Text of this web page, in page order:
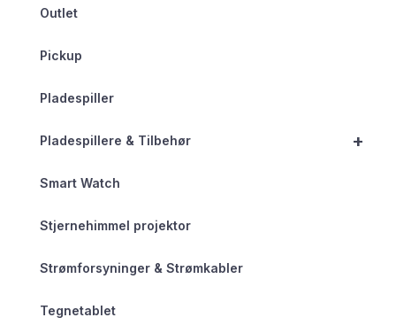
Outlet
Pickup
Pladespiller
+
Pladespillere & Tilbehør
Smart Watch
Stjernehimmel projektor
Strømforsyninger & Strømkabler
Tegnetablet